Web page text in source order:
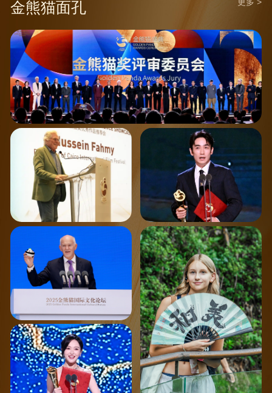
金熊猫面孔 更多 >
第二届金熊猫盛典
埃及国际电影节主席侯赛因·
法赫米发言
朱一龙 第二届金熊猫奖电影
单元最佳男主角
2025金熊猫国际文化论坛
唐嫣 第二届金熊猫奖电视剧
单元最佳女主角
2025我与熊猫面对面参观活
动